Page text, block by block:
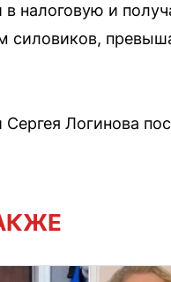
налоговую и
силовиков,
Логинова